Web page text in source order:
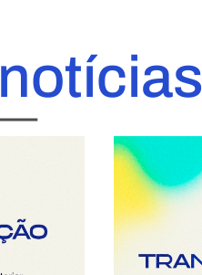
notícias